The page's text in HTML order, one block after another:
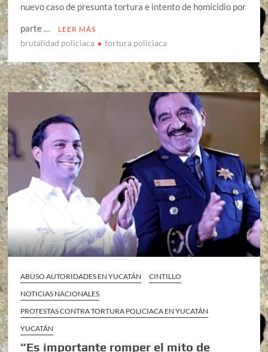
nuevo caso de presunta tortura e intento de homicidio por
parte …
LEER MÁS
brutalidad policiaca tortura policiaca
ABUSO AUTORIDADES EN YUCATÁN
CINTILLO
NOTICIAS NACIONALES
PROTESTAS CONTRA TORTURA POLICIACA EN YUCATÁN
YUCATÁN
“Es importante romper el mito de